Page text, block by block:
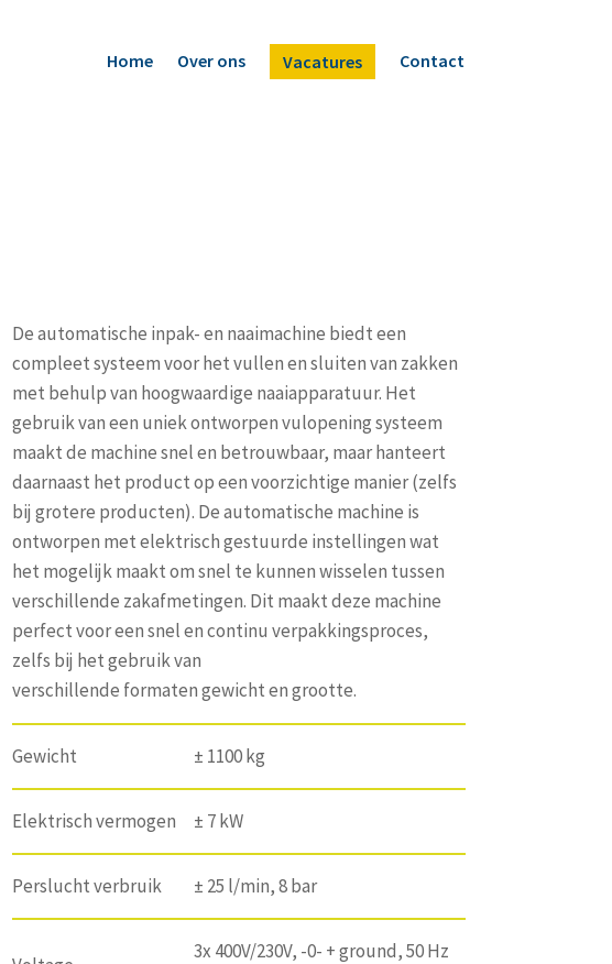
Home Over ons Vacatures Contact
De automatische inpak- en naaimachine biedt een
compleet systeem voor het vullen en sluiten van zakken
met behulp van hoogwaardige naaiapparatuur. Het
gebruik van een uniek ontworpen vulopening systeem
maakt de machine snel en betrouwbaar, maar hanteert
daarnaast het product op een voorzichtige manier (zelfs
bij grotere producten). De automatische machine is
ontworpen met elektrisch gestuurde instellingen wat
het mogelijk maakt om snel te kunnen wisselen tussen
verschillende zakafmetingen. Dit maakt deze machine
perfect voor een snel en continu verpakkingsproces,
zelfs bij het gebruik van
verschillende formaten gewicht en grootte.
Gewicht ± 1100 kg
Elektrisch vermogen ± 7 kW
Perslucht verbruik ± 25 l/min, 8 bar
3x 400V/230V, -0- + ground, 50 Hz